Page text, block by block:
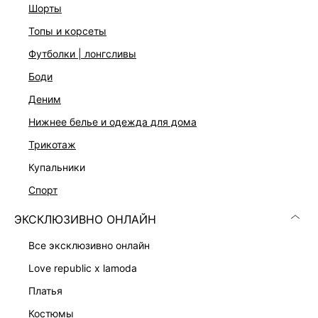
шорты
топы и корсеты
футболки | лонгсливы
боди
деним
нижнее белье и одежда для дома
трикотаж
купальники
спорт
ЭКСКЛЮЗИВНО ОНЛАЙН
все эксклюзивно онлайн
love republic x lamoda
платья
костюмы
в AppStore
КАТАЛОГ
КОМПАНИЯ
КЛИЕНТАМ
ЛИЧНЫЙ КАБИНЕТ